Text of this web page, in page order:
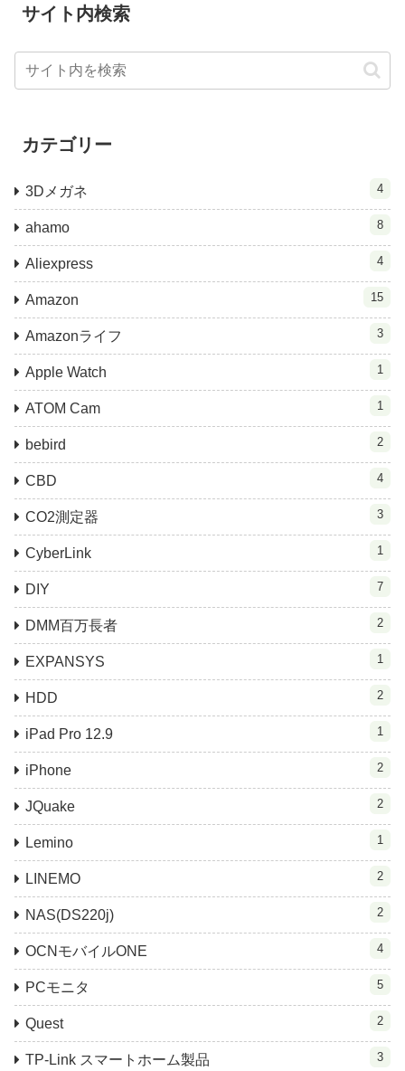
サイト内検索
カテゴリー
3Dメガネ 4
ahamo 8
Aliexpress 4
Amazon 15
Amazonライフ 3
Apple Watch 1
ATOM Cam 1
bebird 2
CBD 4
CO2測定器 3
CyberLink 1
DIY 7
DMM百万長者 2
EXPANSYS 1
HDD 2
iPad Pro 12.9 1
iPhone 2
JQuake 2
Lemino 1
LINEMO 2
NAS(DS220j) 2
OCNモバイルONE 4
PCモニタ 5
Quest 2
TP-Link スマートホーム製品 3